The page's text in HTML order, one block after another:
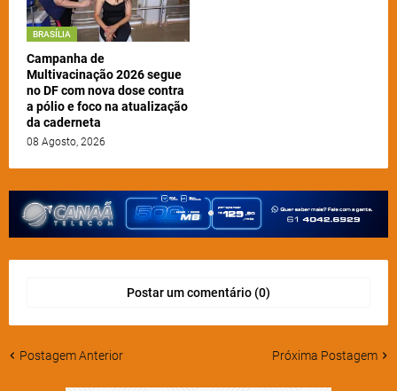
BRASÍLIA
Campanha de
Multivacinação 2026 segue
no DF com nova dose contra
a pólio e foco na atualização
da caderneta
08 Agosto, 2026
Postar um comentário (0)
Postagem Anterior Próxima Postagem